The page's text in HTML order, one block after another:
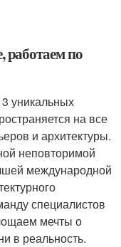
работаем по
уникальных
на все
и архитектуры.
неповторимой
международной
специалистов
мечты о
в реальность.